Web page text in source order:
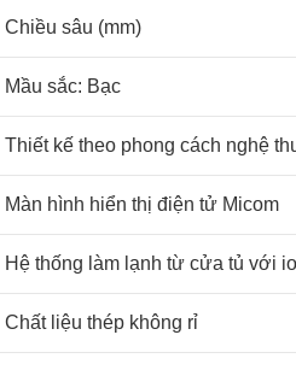
Chiều sâu (mm)
Mầu sắc: Bạc
Thiết kế theo phong cách nghệ
Màn hình hiển thị điện tử Micom
Hệ thống làm lạnh từ cửa tủ với
Chất liệu thép không rỉ